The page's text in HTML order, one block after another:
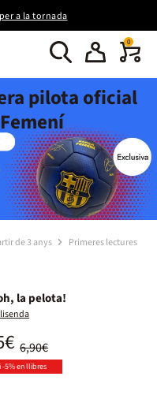
a la tornada
0
pilota oficial
de 3 anys Primeres lectures
la pelota!
6,90€
-5% en llibres